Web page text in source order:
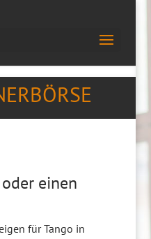
einen
für Tango in